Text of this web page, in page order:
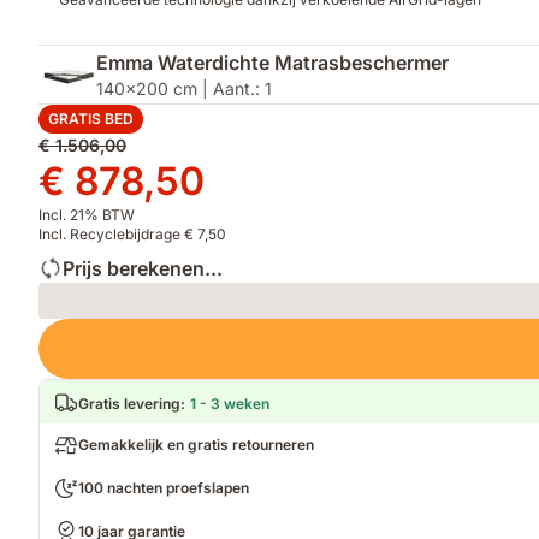
Emma Waterdichte Matrasbeschermer
140x200 cm | Aant.: 1
GRATIS BED
Oorspronkelijke
prijs
€ 1.506,00
€ 1.506,00
Prijs
€ 878,50
€ 878,50
Incl. 21% BTW
Incl. Recyclebijdrage € 7,50
Prijs berekenen...
Loading
Gratis levering: 1 - 3 weken
Gemakkelijk en gratis retourneren
100 nachten proefslapen
10 jaar garantie